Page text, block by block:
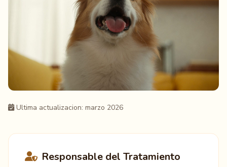
Ultima actualizacion: marzo 2026
Responsable del Tratamiento